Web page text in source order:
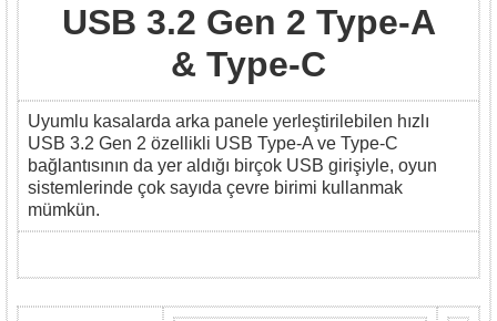
USB 3.2 Gen 2 Type-A
& Type-C
Uyumlu kasalarda arka panele yerleştirilebilen hızlı
USB 3.2 Gen 2 özellikli USB Type-A ve Type-C
bağlantısının da yer aldığı birçok USB girişiyle, oyun
sistemlerinde çok sayıda çevre birimi kullanmak
mümkün.